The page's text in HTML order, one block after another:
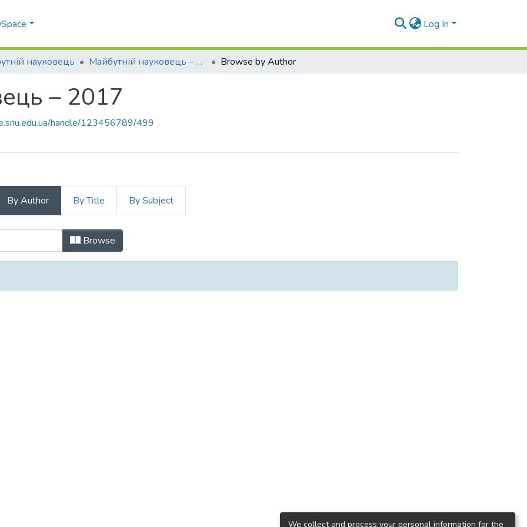
Log In
науковець Майбутній науковець – 2017 Browse by Author
– 2017
handle/123456789/499
By Author By Title By Subject
– 2017 by Author
Browse
We collect and process your personal information for the